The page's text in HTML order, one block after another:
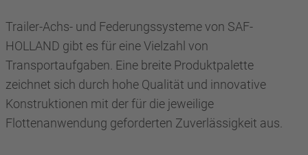
Trailer-Achs- und Federungssysteme von SAF-
HOLLAND gibt es für eine Vielzahl von
Transportaufgaben. Eine breite Produktpalette
zeichnet sich durch hohe Qualität und innovative
Konstruktionen mit der für die jeweilige
Flottenanwendung geforderten Zuverlässigkeit aus.